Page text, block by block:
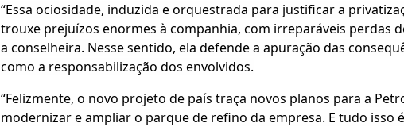
“Essa ociosidade, induzida e orquestrada para justificar a
trouxe prejuízos enormes à companhia, com irreparáveis perdas
a conselheira. Nesse sentido, ela defende a apuração das
como a responsabilização dos envolvidos.
“Felizmente, o novo projeto de país traça novos planos para a
modernizar e ampliar o parque de refino da empresa. E tudo isso